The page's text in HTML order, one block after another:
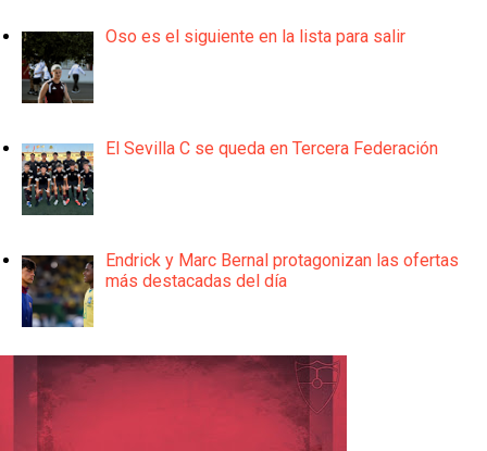
Oso es el siguiente en la lista para salir
El Sevilla C se queda en Tercera Federación
Endrick y Marc Bernal protagonizan las ofertas
más destacadas del día